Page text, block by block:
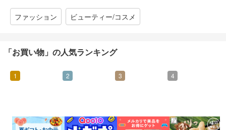
ファッション ビューティー/コスメ
「お買い物」の人気ランキング
1
0.46%還元
2
0.95%還元
3
0.07%還元
4
4.25%還元